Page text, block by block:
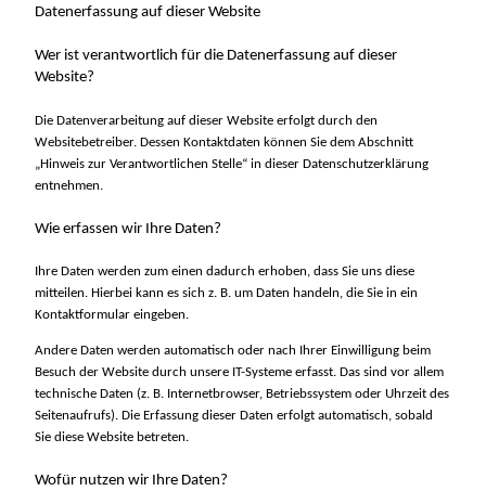
Datenerfassung auf dieser Website
Wer ist verantwortlich für die Datenerfassung auf dieser
Website?
Die Datenverarbeitung auf dieser Website erfolgt durch den
Websitebetreiber. Dessen Kontaktdaten können Sie dem Abschnitt
„Hinweis zur Verantwortlichen Stelle“ in dieser Datenschutzerklärung
entnehmen.
Wie erfassen wir Ihre Daten?
Ihre Daten werden zum einen dadurch erhoben, dass Sie uns diese
mitteilen. Hierbei kann es sich z. B. um Daten handeln, die Sie in ein
Kontaktformular eingeben.
Andere Daten werden automatisch oder nach Ihrer Einwilligung beim
Besuch der Website durch unsere IT-Systeme erfasst. Das sind vor allem
technische Daten (z. B. Internetbrowser, Betriebssystem oder Uhrzeit des
Seitenaufrufs). Die Erfassung dieser Daten erfolgt automatisch, sobald
Sie diese Website betreten.
Wofür nutzen wir Ihre Daten?